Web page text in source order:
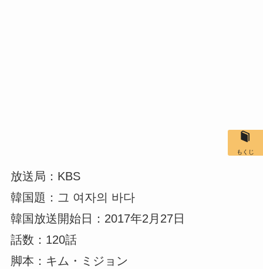
放送局：KBS
韓国題：그 여자의 바다
韓国放送開始日：2017年2月27日
話数：120話
脚本：キム・ミジョン
もくじ